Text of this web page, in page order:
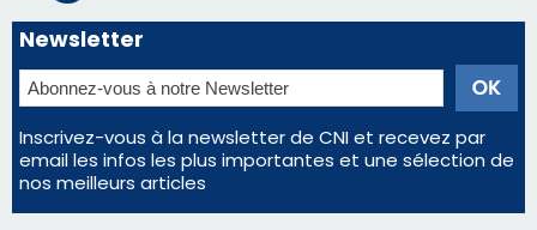
Régie publicitaire
Mentions légales
Nous contacter